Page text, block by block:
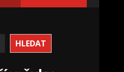
HLEDAT